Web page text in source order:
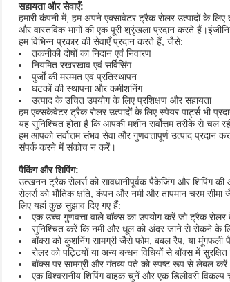
सहायता और सेवाएँ:
हमारी कंपनी में, हम अपने एक्सावेटर ट्रैक रोलर उत्पादों के
और वास्तविक भागों की एक पूरी श्रृंखला प्रदान करते
हम विभिन्न प्रकार की सेवाएँ प्रदान करते हैं, जैसे:
तकनीकी दोषों का निदान एवं निवारण
नियमित रखरखाव एवं सर्विसिंग
पुर्जों की मरम्मत एवं प्रतिस्थापन
घटकों की स्थापना और कमीशनिंग
उत्पाद के उचित उपयोग के लिए प्रशिक्षण और सहायता
हम एक्सकेवेटर ट्रैक रोलर उत्पादों के लिए स्पेयर पार्ट्स भी
यह सुनिश्चित होता है कि आपकी मशीन सर्वोत्तम तरीके से चल
हम आपको सर्वोत्तम संभव सेवा और गुणवत्तापूर्ण उत्पाद प्रदान
संपर्क करने में संकोच न करें।
पैकिंग और शिपिंग:
उत्खनन ट्रैक रोलर्स को सावधानीपूर्वक पैकेजिंग और शिपिंग
रोलर्स को भौतिक क्षति, कंपन और नमी और तापमान चरम
लिए यहां कुछ सुझाव दिए गए हैं:
एक उच्च गुणवत्ता वाले बॉक्स का उपयोग करें जो ट्रैक
सुनिश्चित करें कि नमी और धूल को अंदर जाने से रोकने के
बॉक्स को कुशनिंग सामग्री जैसे फोम, बबल रैप, या मूंगफली
रोलर को पट्टियों या अन्य बन्धन विधियों से बॉक्स में
बॉक्स पर सामग्री और गंतव्य पते को स्पष्ट रूप से लेबल
एक विश्वसनीय शिपिंग वाहक चुनें और एक डिलीवरी